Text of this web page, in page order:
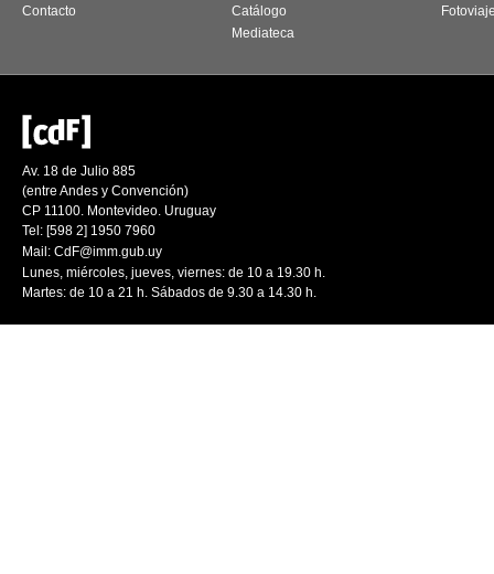
Contacto
Catálogo
Mediateca
Av. 18 de Julio 885
(entre Andes y Convención)
CP 11100. Montevideo. Uruguay
Tel: [598 2] 1950 7960
Mail: CdF@imm.gub.uy
Lunes, miércoles, jueves, viernes: de 10 a 19.30 h.
Martes: de 10 a 21 h. Sábados de 9.30 a 14.30 h.